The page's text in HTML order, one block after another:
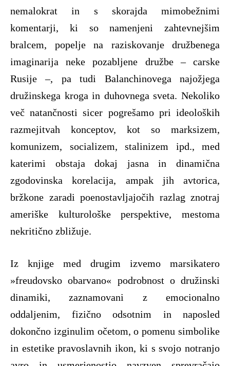
nemalokrat in s skorajda mimobežnimi
komentarji, ki so namenjeni zahtevnejšim
bralcem, popelje na raziskovanje družbenega
imaginarija neke pozabljene družbe – carske
Rusije –, pa tudi Balanchinovega najožjega
družinskega kroga in duhovnega sveta. Nekoliko
več natančnosti sicer pogrešamo pri ideoloških
razmejitvah konceptov, kot so marksizem,
komunizem, socializem, stalinizem ipd., med
katerimi obstaja dokaj jasna in dinamična
zgodovinska korelacija, ampak jih avtorica,
bržkone zaradi poenostavljajočih razlag znotraj
ameriške kulturološke perspektive, mestoma
nekritično zbližuje.
Iz knjige med drugim izvemo marsikatero
»freudovsko obarvano« podrobnost o družinski
dinamiki, zaznamovani z emocionalno
oddaljenim, fizično odsotnim in naposled
dokončno izginulim očetom, o pomenu simbolike
in estetike pravoslavnih ikon, ki s svojo notranjo